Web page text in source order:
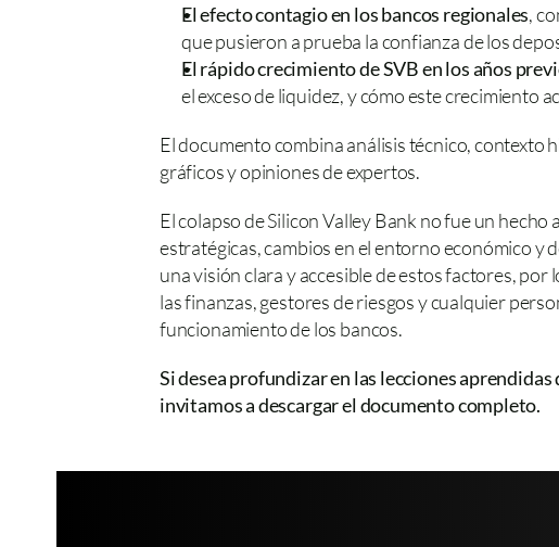
El efecto contagio en los bancos regionales,
que pusieron a prueba la confianza de los
El rápido crecimiento de SVB en los años
el exceso de liquidez, y cómo este crecimiento
El documento combina análisis técnico, contexto
gráficos y opiniones de expertos.
El colapso de Silicon Valley Bank no fue un
estratégicas, cambios en el entorno económico y
una visión clara y accesible de estos factores,
las finanzas, gestores de riesgos y cualquier
funcionamiento de los bancos.
Si desea profundizar en las lecciones
invitamos a descargar el documento completo.